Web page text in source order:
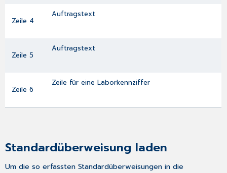
Zeile 4
Auftragstext
Zeile 5
Auftragstext
Zeile 6
Zeile für eine Laborkennziffer
Standardüberweisung laden
Um die so erfassten Standardüberweisungen in die